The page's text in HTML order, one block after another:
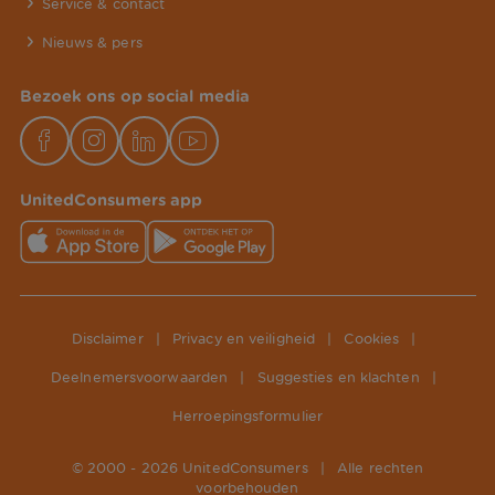
Service & contact
Nieuws & pers
Bezoek ons op social media
UnitedConsumers app
Disclaimer Privacy en veiligheid Cookies
Deelnemersvoorwaarden Suggesties en klachten
Herroepingsformulier
© 2000 - 2026 UnitedConsumers
Alle rechten
voorbehouden